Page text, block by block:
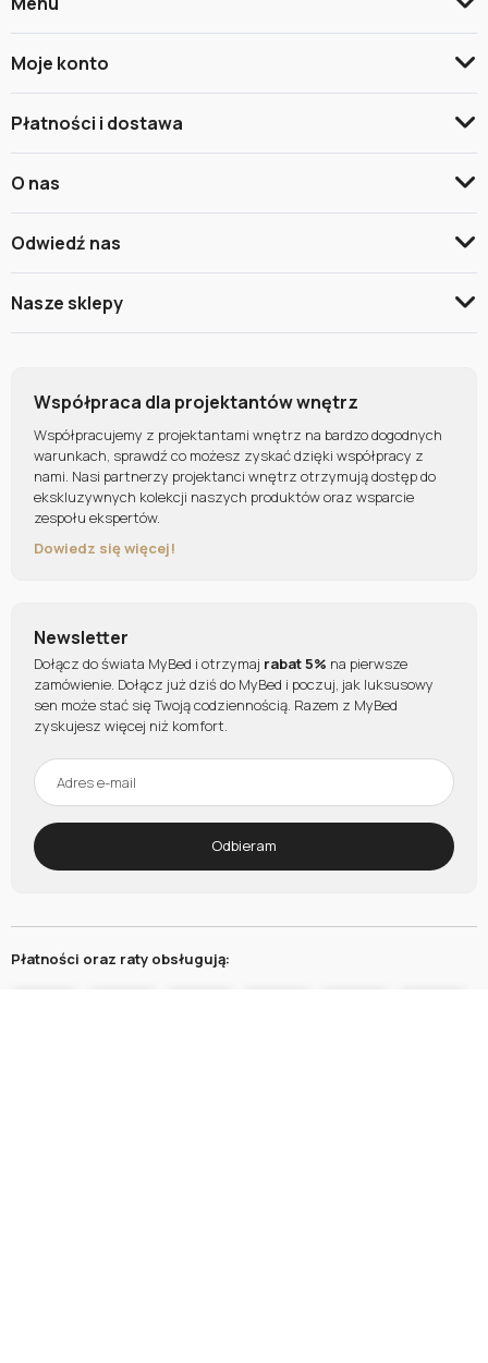
Moje konto
Płatności i dostawa
O nas
Odwiedź nas
Nasze sklepy
Współpraca dla projektantów wnętrz
Współpracujemy z projektantami wnętrz na bardzo dogodnych
warunkach, sprawdź co możesz zyskać dzięki współpracy z
nami. Nasi partnerzy projektanci wnętrz otrzymują dostęp do
ekskluzywnych kolekcji naszych produktów oraz wsparcie
zespołu ekspertów.
Dowiedz się więcej!
Newsletter
Dołącz do świata MyBed i otrzymaj rabat 5% na pierwsze
zamówienie. Dołącz już dziś do MyBed i poczuj, jak luksusowy
sen może stać się Twoją codziennością. Razem z MyBed
zyskujesz więcej niż komfort.
Odbieram
Płatności oraz raty obsługują: